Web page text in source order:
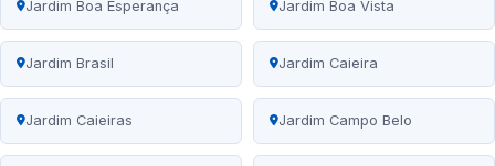
Jardim Boa Esperança Jardim Boa Vista
Jardim Brasil Jardim Caieira
Jardim Caieiras Jardim Campo Belo